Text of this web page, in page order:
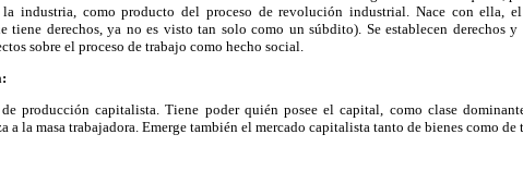
industria, como producto del proceso de revolución industrial. Nace con ella,
tiene derechos, ya no es visto tan solo como un súbdito). Se establecen derechos
sobre el proceso de trabajo como hecho social.
producción capitalista. Tiene poder quién posee el capital, como clase
a la masa trabajadora. Emerge también el mercado capitalista tanto de bienes como de